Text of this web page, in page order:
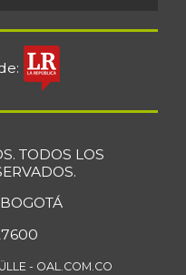
TODOS LOS
- OAL.COM.CO